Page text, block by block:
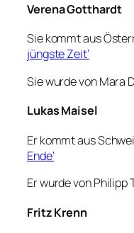
Verena Gotthardt
Sie kommt aus
jüngste Zeit‘
Sie wurde von Mara
Lukas Maisel
Er kommt aus
Ende‘
Er wurde von Philipp
Fritz Krenn